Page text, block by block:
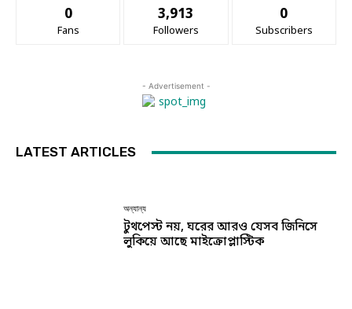
0
Fans
3,913
Followers
0
Subscribers
- Advertisement -
LATEST ARTICLES
অন্যান্য
টুথপেস্ট নয়, ঘরের আরও যেসব জিনিসে
লুকিয়ে আছে মাইক্রোপ্লাস্টিক